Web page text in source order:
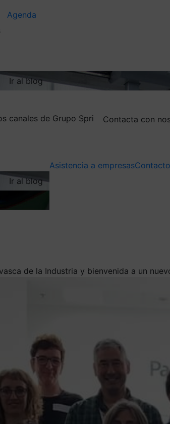
Agenda
Ir al blog
canales de Grupo Spri
Contacta con
Ir al blog
Asistencia a empresasContacto
de la Industria y bienvenida a un